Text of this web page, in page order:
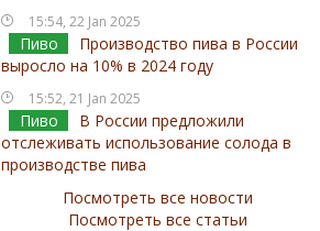
15:54, 22 Jan 2025
Пиво
Производство пива в России
выросло на 10% в 2024 году
15:52, 21 Jan 2025
Пиво
В России предложили
отслеживать использование солода в
производстве пива
Посмотреть все новости
Посмотреть все статьи